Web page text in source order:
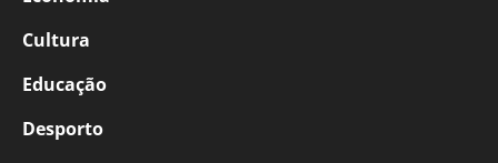
Cultura
Educação
Desporto